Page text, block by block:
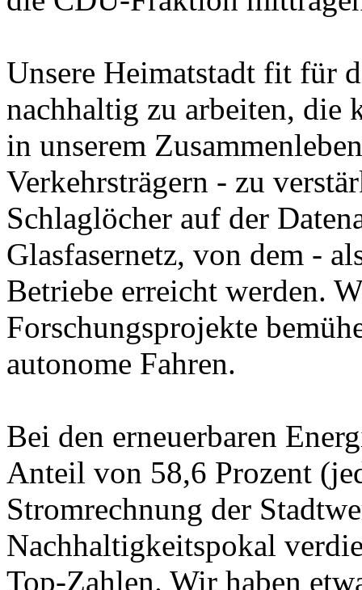
Unsere Heimatstadt fit für
nachhaltig zu arbeiten, die
in unserem
Verkehrsträgern - zu
Schlaglöcher auf der
Glasfasernetz, von dem -
Betriebe erreicht werden.
Forschungsprojekte
autonome Fahren.
Bei den erneuerbaren
Anteil von 58,6 Prozent
Stromrechnung der
Nachhaltigkeitspokal
Top-Zahlen. Wir haben